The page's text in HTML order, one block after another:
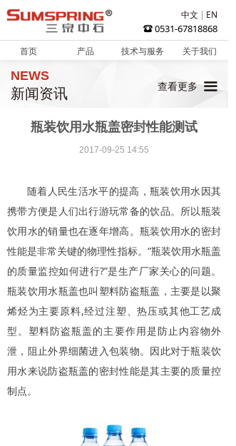
뀰 0531-67818868
中文 EN
首页 产品 技术与服务 关于我们
随着人民生活水平的提高，瓶装饮用水因其
携带方便是人们出行游玩常备的饮品。所以瓶装
饮用水的销量也在逐年增高。瓶装饮用水的密封
性能是非常关键的物理性指标。“瓶装饮用水瓶盖
的质量监控如何进行?”是生产厂家关心的问题。
瓶装饮用水瓶盖也叫塑料防盗瓶盖，主要是以聚
烯烃为主要原料,经过注塑、热压或其他工艺成
型。塑料防盗瓶盖的主要作用是防止内容物外
泄，阻止外界细菌进入包装物。因此对于瓶装饮
用水来说防盗瓶盖的密封性能是其主要的质量控
制点。
瓶装饮用水瓶盖密封性能测试
2017-09-25 14:55
NEWS
新闻资讯 끀
查看更多